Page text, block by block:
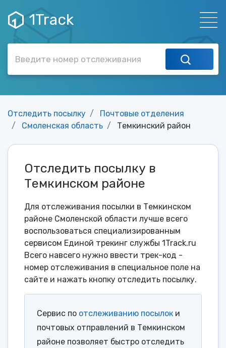
1Track
Отследить посылку
Почтовые отделения
Смоленская область
Темкинский район
Отследить посылку в
Темкинском районе
Для отслеживания посылки в Темкинском
районе Смоленской области лучше всего
воспользоваться специализированным
сервисом Единой трекинг службы 1Track.ru
Всего навсего нужно ввести трек-код -
номер отслеживания в специальное поле на
сайте и нажать кнопку отследить посылку.
Сервис по отслеживанию посылок и
почтовых отправлений в Темкинском
районе позволяет быстро отследить